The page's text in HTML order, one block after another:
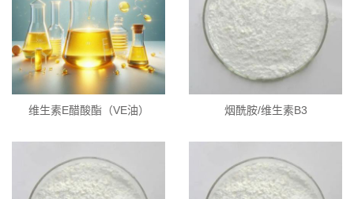
维生素E醋酸酯（VE油） 烟酰胺/维生素B3